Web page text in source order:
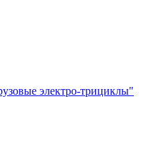
электро‑трициклы"